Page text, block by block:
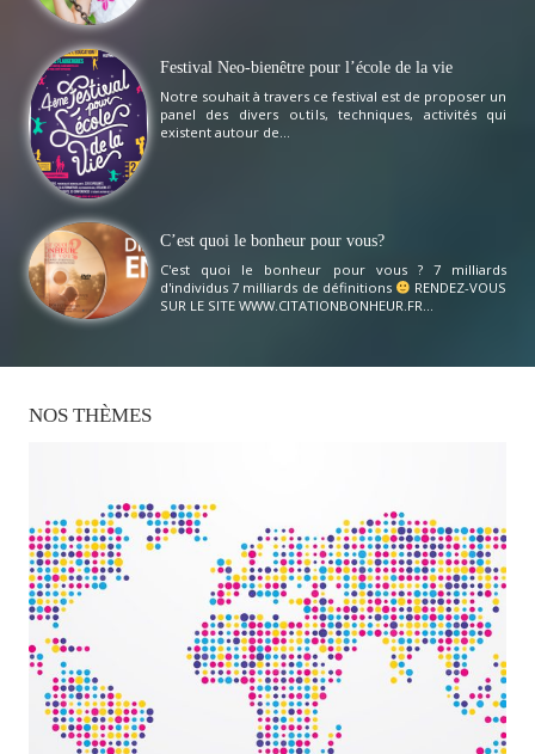
Festival Neo-bienêtre pour l’école de la vie
Notre souhait à travers ce festival est de proposer un
panel des divers outils, techniques, activités qui
existent autour de...
C’est quoi le bonheur pour vous?
C'est quoi le bonheur pour vous ? 7 milliards
d'individus 7 milliards de définitions
RENDEZ-VOUS
SUR LE SITE WWW.CITATIONBONHEUR.FR...
NOS THÈMES